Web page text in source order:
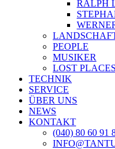
RALPH
PEOPLE
MUSIKER
LOST
TECHNIK
SERVICE
ÜBER UNS
NEWS
KONTAKT
(040) 80 60 91